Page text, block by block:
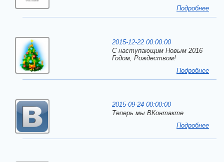
Подробнее
2015-12-22 00:00:00
С наступающим Новым 2016
Годом, Рождеством!
Подробнее
2015-09-24 00:00:00
Теперь мы ВКонтакте
Подробнее